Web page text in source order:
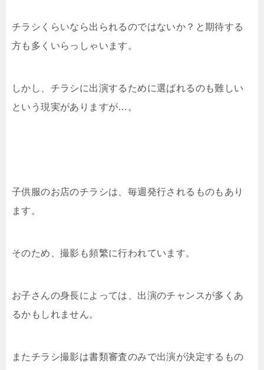
チラシくらいなら出られるのではないか？と期待する
方も多くいらっしゃいます。
しかし、チラシに出演するために選ばれるのも難しい
という現実がありますが…。
子供服のお店のチラシは、毎週発行されるものもあり
ます。
そのため、撮影も頻繁に行われています。
お子さんの身長によっては、出演のチャンスが多くあ
るかもしれません。
またチラシ撮影は書類審査のみで出演が決定するもの